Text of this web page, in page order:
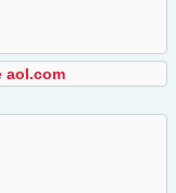
aol.com